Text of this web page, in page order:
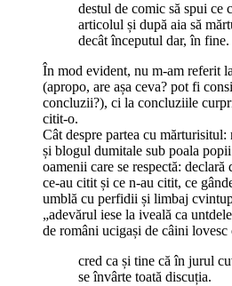
destul de comic să spui ce
articolul și după aia să
decât începutul dar, în fine.
În mod evident, nu m-am referit
(apropo, are așa ceva? pot fi
concluzii?), ci la concluziile
citit-o.
Cât despre partea cu
și blogul dumitale sub poala
oamenii care se respectă:
ce-au citit și ce n-au citit, ce
umblă cu perfidii și limbaj
„adevărul iese la iveală ca
de români ucigași de câini
cred ca și tine că în jurul
se învârte toată discuția.